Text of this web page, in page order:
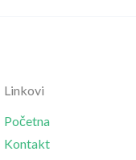
Linkovi
Početna
Kontakt